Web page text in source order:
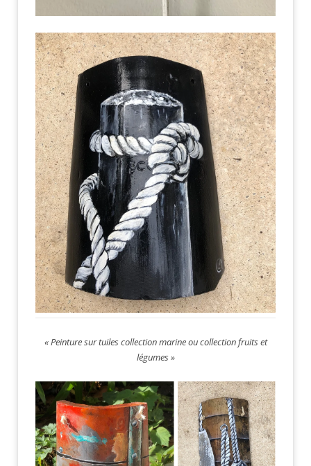
« Peinture sur tuiles collection marine ou collection fruits et
légumes »